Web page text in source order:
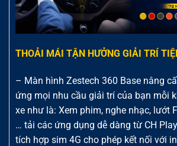
THOẢI MÁI TẬN HƯỞNG GIẢI TRÍ
– Màn hình Zestech 360 Base nâng
ứng mọi nhu cầu giải trí của bạn mỗi
xe như là: Xem phim, nghe nhạc, lướt
… tải các ứng dụng dễ dàng từ CH
tích hợp sim 4G cho phép kết nối với